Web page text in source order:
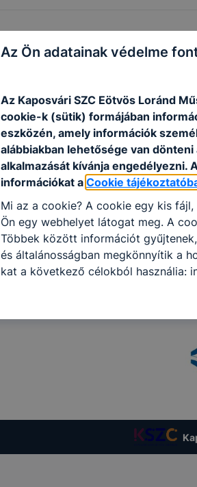
Az Ön adatainak védelme
Az Kaposvári SZC Eötvös Loránd
cookie-k (sütik) formájában
eszközén, amely információk
alábbiakban lehetősége van
alkalmazását kívánja engedélyezni.
információkat a Cookie
Mi az a cookie? A cookie egy kis
Ön egy webhelyet látogat meg. A
Többek között információt
és általánosságban megkönnyítik a
kat a következő célokból használja:
hogyan használja Ön a honlapot -
részeit látogatja, vagy használja
biztosítsunk Önnek még jobb
cookie-kat? Minden modern
változtatását. A legtöbb böngésző
megkönnyítése vagy lehetővé tétele,
megakadályozása vagy törlése által
lesznek képesek honlapunk